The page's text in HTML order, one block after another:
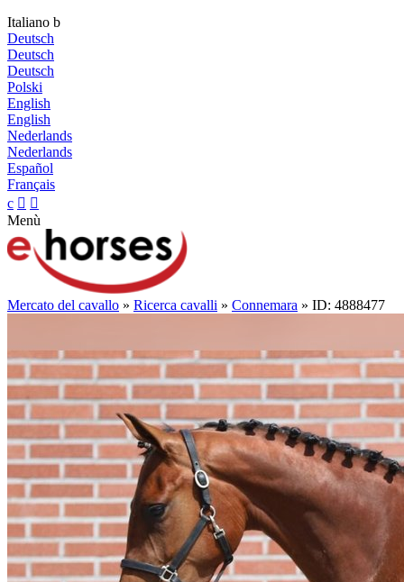
Italiano b
Deutsch
Deutsch
Deutsch
Polski
English
English
Nederlands
Nederlands
Español
Français
c  
Menù
Mercato del cavallo » Ricerca cavalli » Connemara » ID: 4888477